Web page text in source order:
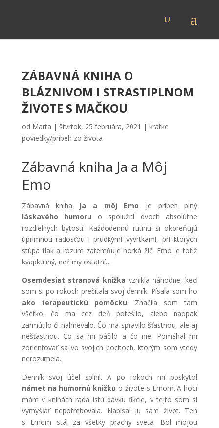
ZÁBAVNÁ KNIHA O
BLÁZNIVOM I STRASTIPLNOM
ŽIVOTE S MAČKOU
od Marta | štvrtok, 25 februára, 2021 | krátke
poviedky/príbeh zo života
Zábavná kniha Ja a Môj
Emo
Zábavná kniha Ja a môj Emo je príbeh plný
láskavého humoru o spolužití dvoch absolútne
rozdielnych bytostí. Každodennú rutinu si okoreňujú
úprimnou radosťou i prudkými vývrtkami, pri ktorých
stúpa tlak a rozum zatemňuje horká žlč. Emo je totiž
kvapku iný, než my ostatní…
Osemdesiat stranová knižka vznikla náhodne, keď
som si po rokoch prečítala svoj denník. Písala som ho
ako terapeutickú pomôcku. Značila som tam
všetko, čo ma cez deň potešilo, alebo naopak
zarmútilo či nahnevalo. Čo ma spravilo šťastnou, ale aj
nešťastnou. Čo sa mi páčilo a čo nie. Pomáhal mi
zorientovať sa vo svojich pocitoch, ktorým som vtedy
nerozumela.
Denník svoj účel splnil. A po rokoch mi poskytol
námet na humornú knižku o živote s Emom. A hoci
mám v knihách rada istú dávku fikcie, v tejto som si
vymýšľať nepotrebovala. Napísal ju sám život. Ten
s Emom stál za všetky prachy sveta. Bol mojou